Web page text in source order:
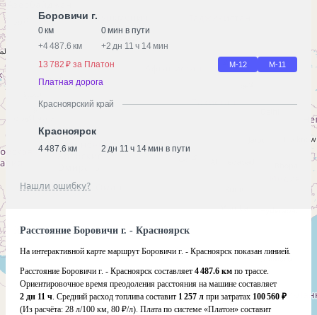
Боровичи г.
0 км
0 мин в пути
+4 487.6 км +2 дн 11 ч 14 мин
13 782 ₽ за Платон
М-12 М-11
Платная дорога
Красноярский край
Красноярск
4 487.6 км 2 дн 11 ч 14 мин в пути
Нашли ошибку?
Расстояние Боровичи г. - Красноярск
На интерактивной карте маршрут Боровичи г. - Красноярск показан линией.
Расстояние Боровичи г. - Красноярск составляет 4 487.6 км по трассе.
Ориентировочное время преодоления расстояния на машине составляет
2 дн 11 ч. Средний расход топлива составит 1 257 л при затратах 100 560 ₽
(Из расчёта: 28 л/100 км, 80 ₽/л). Плата по системе «Платон» составит